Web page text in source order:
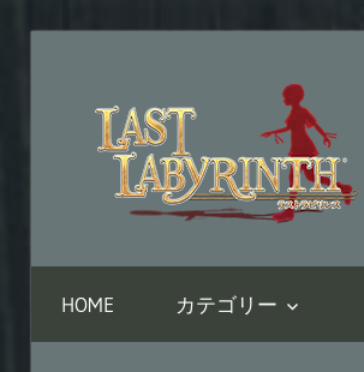
脱
出
ア
HOME カテゴリー